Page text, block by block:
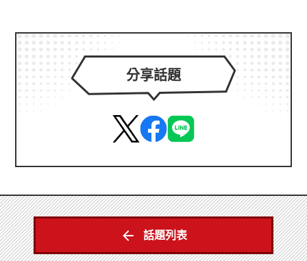
分享話題
話題列表